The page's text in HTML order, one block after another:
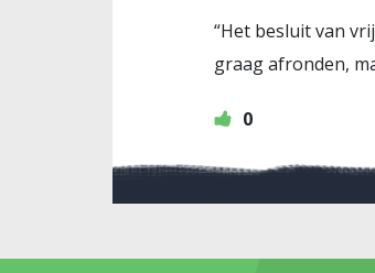
“Het besluit van
graag afronden,
0